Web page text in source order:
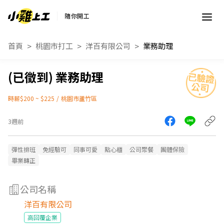
隨你開工
首頁 桃園市打工 洋百有限公司 業務助理
業務助理
時薪$200 ~ $225 / 桃園市蘆竹區
3週前
彈性排班 免經驗可 同事可愛 點心櫃 公司聚餐
團體保險
畢業轉正
公司名稱
洋百有限公司
高回覆企業